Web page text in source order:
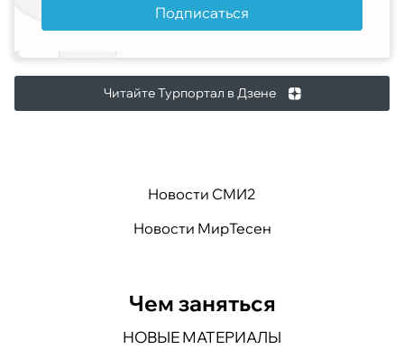
Подписаться
Читайте Турпортал в Дзене
Новости СМИ2
Новости МирТесен
Чем заняться
НОВЫЕ МАТЕРИАЛЫ